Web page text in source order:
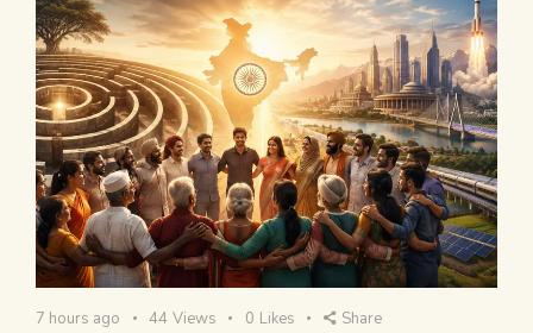
7 hours ago 44 Views 0 Likes Share